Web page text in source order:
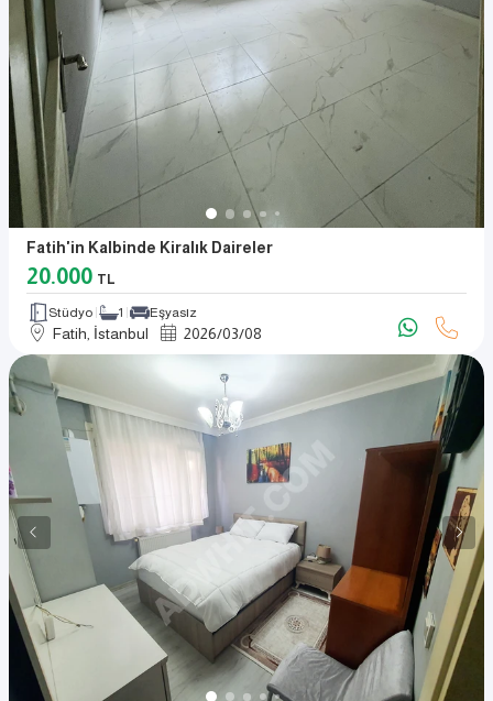
Fatih'in Kalbinde Kiralık Daireler
20.000 TL
Stüdyo 1 Eşyasız
Fatih, İstanbul 2026/03/08